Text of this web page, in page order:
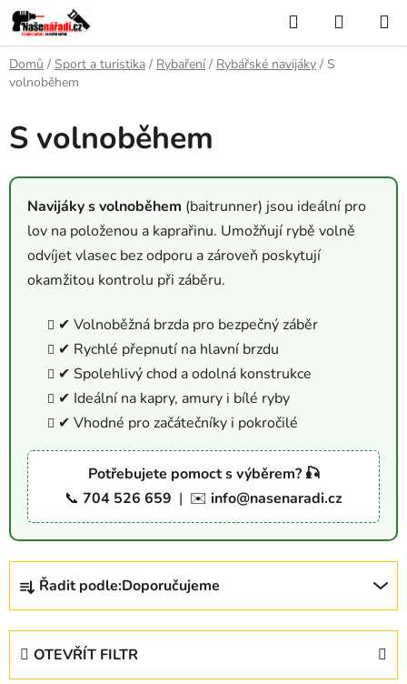
Přejít
na
obsah
Hledat
KOŠÍK
Domů / Sport a turistika / Rybaření / Rybářské navijáky / S
volnoběhem
S volnoběhem
Navijáky s volnoběhem (baitrunner) jsou ideální pro
lov na položenou a kaprařinu. Umožňují rybě volně
odvíjet vlasec bez odporu a zároveň poskytují
okamžitou kontrolu při záběru.
✔ Volnoběžná brzda pro bezpečný záběr
✔ Rychlé přepnutí na hlavní brzdu
✔ Spolehlivý chod a odolná konstrukce
✔ Ideální na kapry, amury i bílé ryby
✔ Vhodné pro začátečníky i pokročilé
Potřebujete pomoct s výběrem? 🎣
📞 704 526 659 | ✉️ info@nasenaradi.cz
Ř
z
Řadit podle:Doporučujeme
OTEVŘÍT FILTR